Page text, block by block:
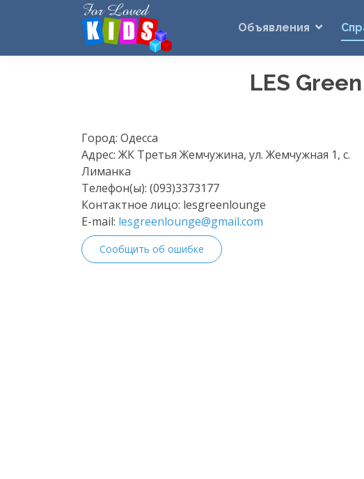
Объявления
LES
Город: Одесса
Адрес: ЖК Третья Жемчужина, ул. Жемчужная 1, с.
Лиманка
Телефон(ы): (093)3373177
Контактное лицо: lesgreenlounge
E-mail: lesgreenlounge@gmail.com
Сообщить об ошибке